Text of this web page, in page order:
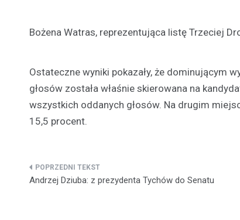
Bożena Watras, reprezentująca listę Trzeciej
Ostateczne wyniki pokazały, że dominującym
głosów została właśnie skierowana na
wszystkich oddanych głosów. Na drugim
15,5 procent.
Nawigacja
Andrzej Dziuba: z prezydenta Tychów do Senatu